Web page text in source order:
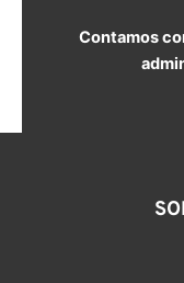
Contamos